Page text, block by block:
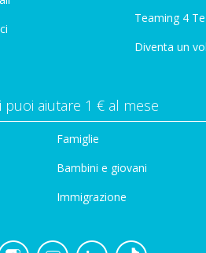
Teaming 4
Diventa un
aiutare 1 € al mese
Famiglie
Bambini e giovani
Immigrazione